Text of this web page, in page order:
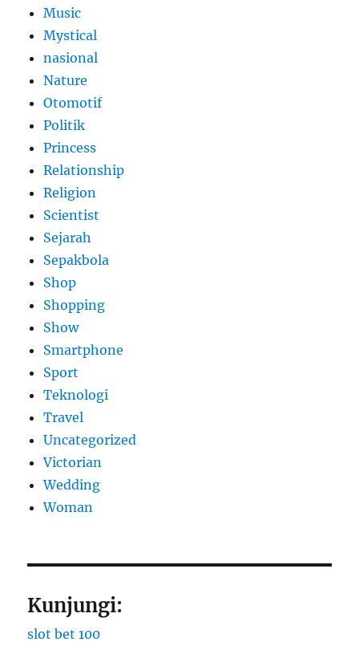
Music
Mystical
nasional
Nature
Otomotif
Politik
Princess
Relationship
Religion
Scientist
Sejarah
Sepakbola
Shop
Shopping
Show
Smartphone
Sport
Teknologi
Travel
Uncategorized
Victorian
Wedding
Woman
Kunjungi:
slot bet 100